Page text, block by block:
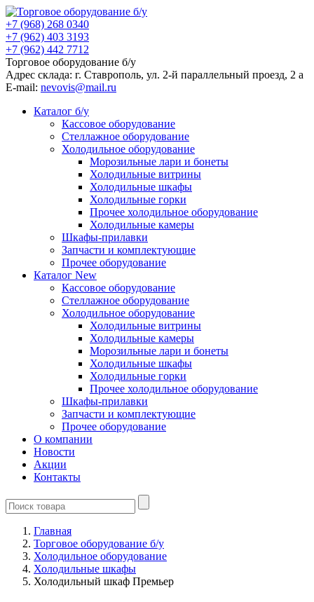
+7 (968) 268 0340
+7 (962) 403 3193
+7 (962) 442 7712
Торговое оборудование б/у
Адрес склада: г. Ставрополь, ул. 2-й параллельный проезд, 2 a
E-mail: nevovis@mail.ru
Каталог б/у
Кассовое оборудование
Стеллажное оборудование
Холодильное оборудование
Морозильные лари и бонеты
Холодильные витрины
Холодильные шкафы
Холодильные горки
Прочее холодильное оборудование
Холодильные камеры
Шкафы-прилавки
Запчасти и комплектующие
Прочее оборудование
Каталог New
Кассовое оборудование
Стеллажное оборудование
Холодильное оборудование
Холодильные витрины
Холодильные камеры
Морозильные лари и бонеты
Холодильные шкафы
Холодильные горки
Прочее холодильное оборудование
Шкафы-прилавки
Запчасти и комплектующие
Прочее оборудование
О компании
Новости
Акции
Контакты
Главная
Торговое оборудование б/у
Холодильное оборудование
Холодильные шкафы
Холодильный шкаф Премьер